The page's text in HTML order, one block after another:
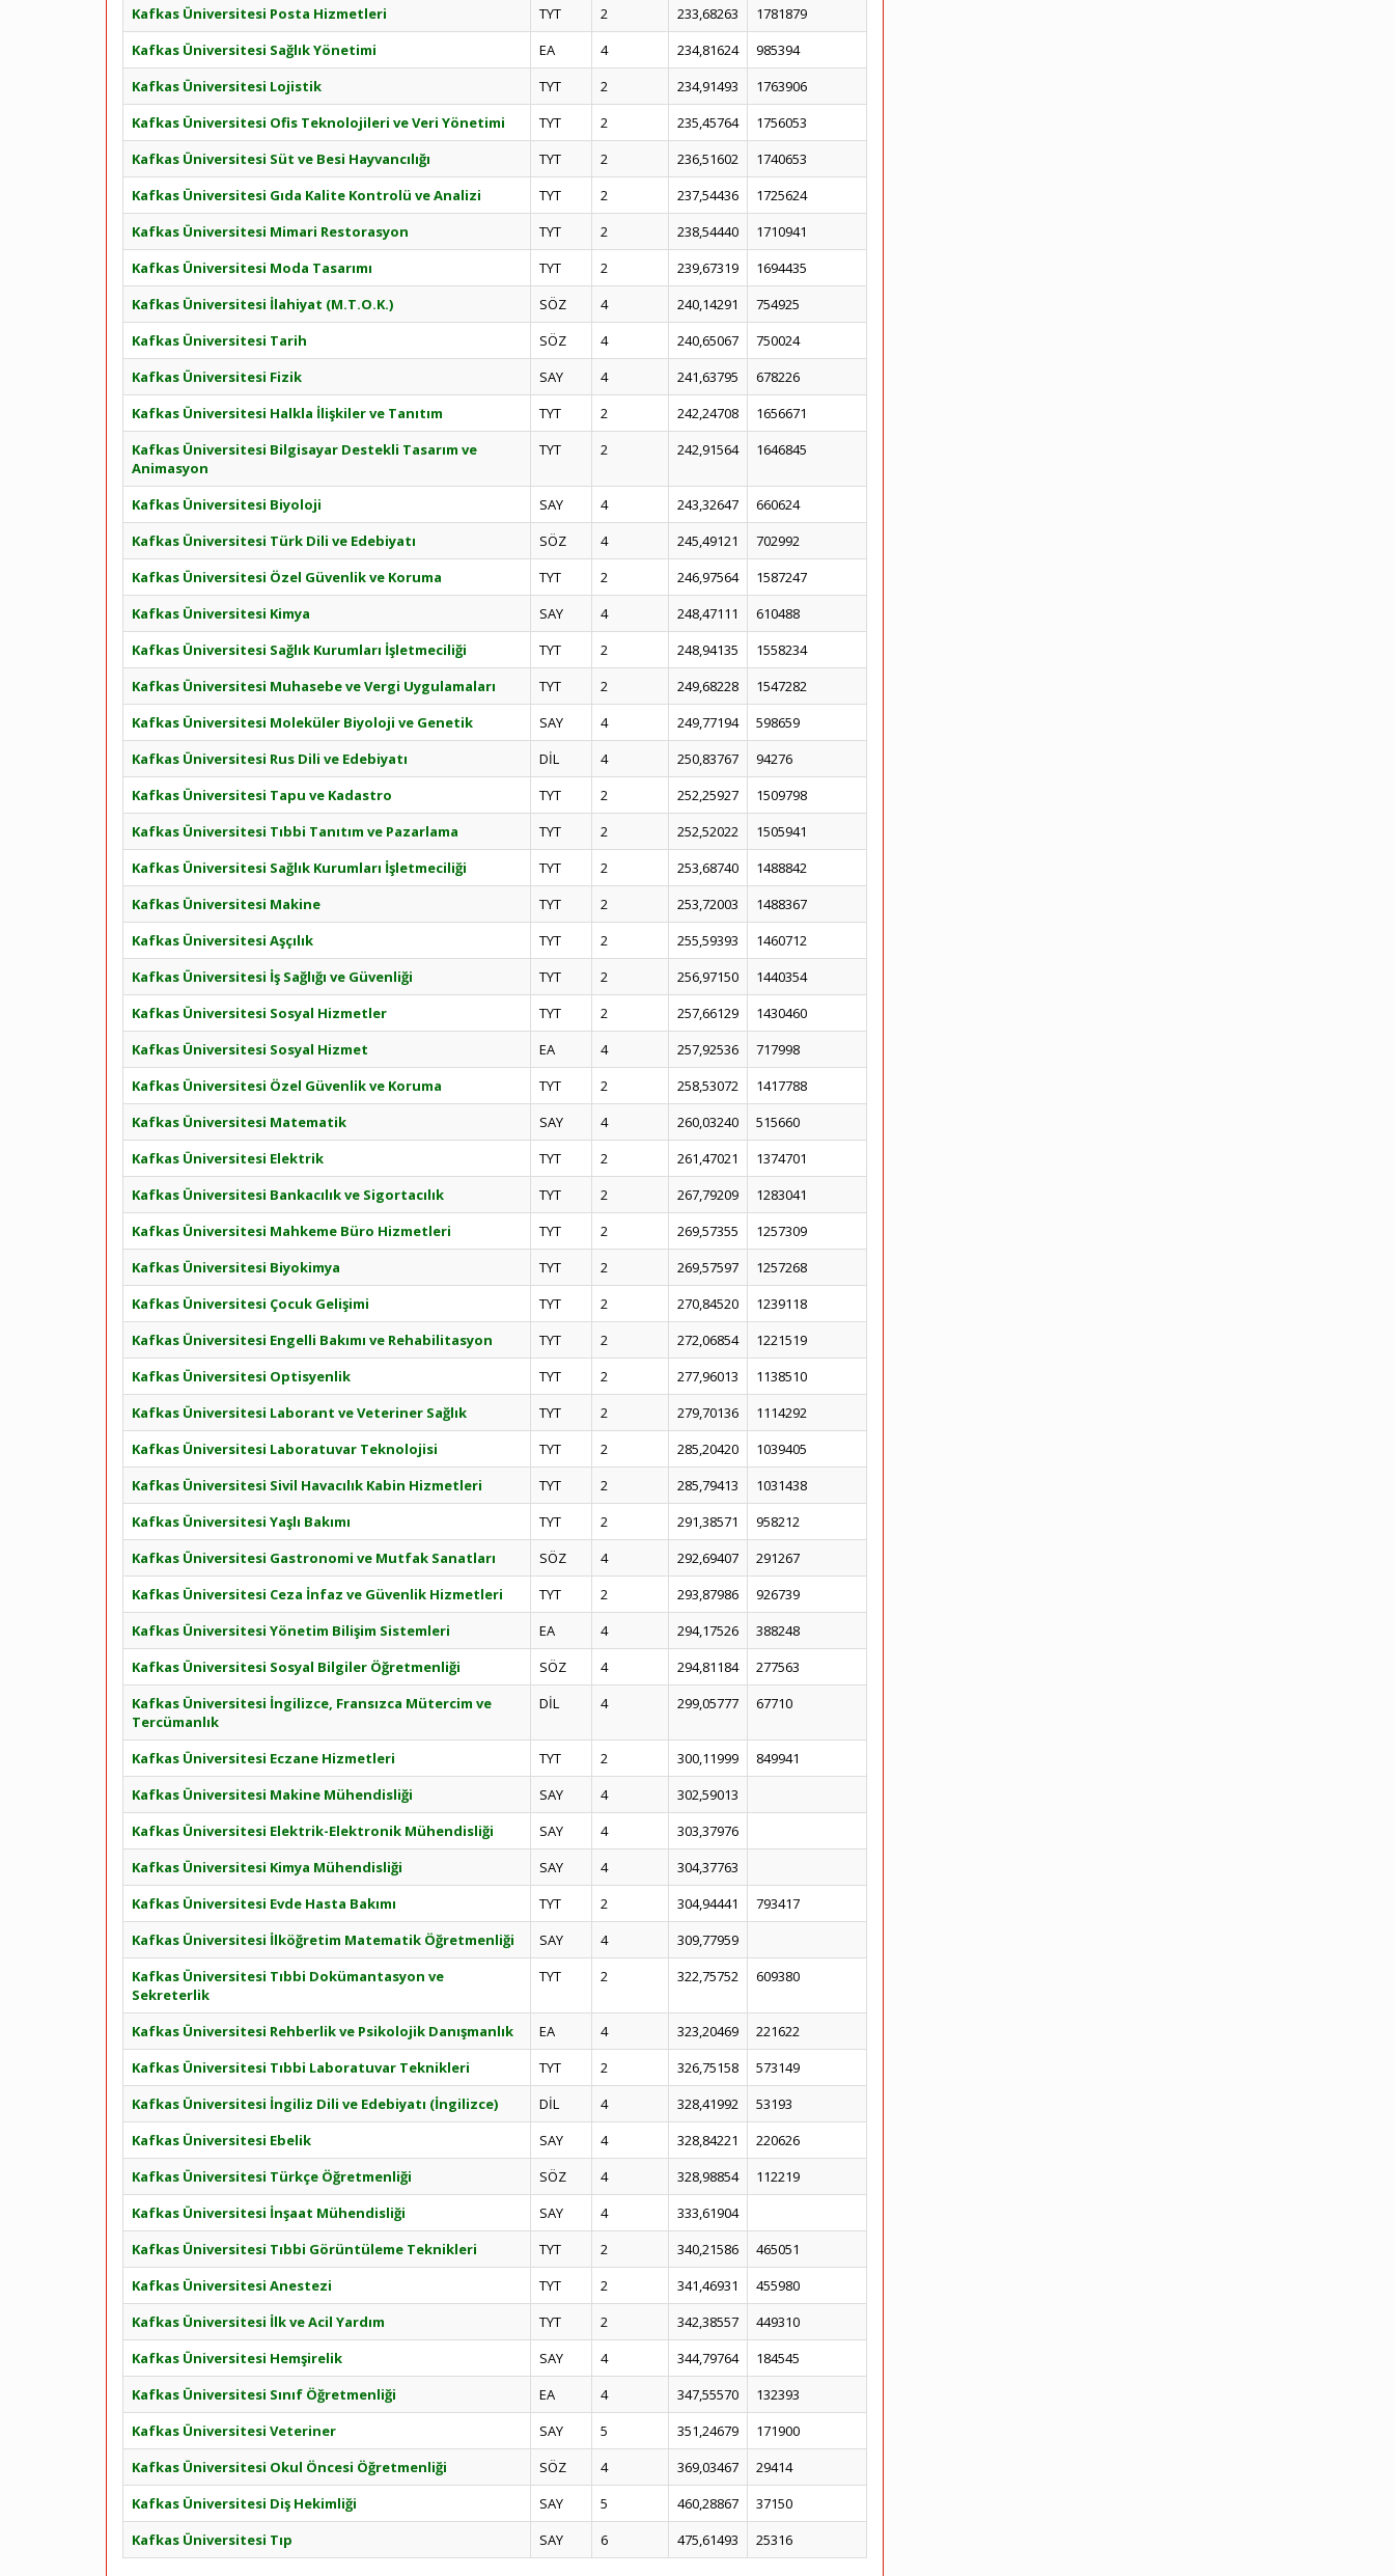
Kafkas Üniversitesi Posta Hizmetleri
TYT 2 233,68263
1781879
Kafkas Üniversitesi Sağlık Yönetimi
EA 4 234,81624
985394
Kafkas Üniversitesi Lojistik
TYT 2 234,91493
1763906
Kafkas Üniversitesi Ofis Teknolojileri ve Veri Yönetimi
TYT 2 235,45764
1756053
Kafkas Üniversitesi Süt ve Besi Hayvancılığı
TYT 2 236,51602
1740653
Kafkas Üniversitesi Gıda Kalite Kontrolü ve Analizi
TYT 2 237,54436
1725624
Kafkas Üniversitesi Mimari Restorasyon
TYT 2 238,54440
1710941
Kafkas Üniversitesi Moda Tasarımı
TYT 2 239,67319
1694435
Kafkas Üniversitesi İlahiyat (M.T.O.K.)
SÖZ 4 240,14291
754925
Kafkas Üniversitesi Tarih
SÖZ 4 240,65067
750024
Kafkas Üniversitesi Fizik
SAY 4 241,63795
678226
Kafkas Üniversitesi Halkla İlişkiler ve Tanıtım
TYT 2 242,24708
1656671
Kafkas Üniversitesi Bilgisayar Destekli Tasarım ve
Animasyon
TYT 2 242,91564 1646845
Kafkas Üniversitesi Biyoloji SAY 4 243,32647
660624
Kafkas Üniversitesi Türk Dili ve Edebiyatı
SÖZ 4 245,49121
702992
Kafkas Üniversitesi Özel Güvenlik ve Koruma
TYT 2 246,97564
1587247
Kafkas Üniversitesi Kimya
SAY 4 248,47111
610488
Kafkas Üniversitesi Sağlık Kurumları İşletmeciliği
TYT 2 248,94135
1558234
Kafkas Üniversitesi Muhasebe ve Vergi Uygulamaları
TYT 2 249,68228
1547282
Kafkas Üniversitesi Moleküler Biyoloji ve Genetik
SAY 4 249,77194
598659
Kafkas Üniversitesi Rus Dili ve Edebiyatı
DİL 4 250,83767
94276
Kafkas Üniversitesi Tapu ve Kadastro
TYT 2 252,25927
1509798
Kafkas Üniversitesi Tıbbi Tanıtım ve Pazarlama
TYT 2 252,52022
1505941
Kafkas Üniversitesi Sağlık Kurumları İşletmeciliği
TYT 2 253,68740
1488842
Kafkas Üniversitesi Makine
TYT 2 253,72003
1488367
Kafkas Üniversitesi Aşçılık
TYT 2 255,59393
1460712
Kafkas Üniversitesi İş Sağlığı ve Güvenliği
TYT 2 256,97150
1440354
Kafkas Üniversitesi Sosyal Hizmetler
TYT 2 257,66129
1430460
Kafkas Üniversitesi Sosyal Hizmet
EA 4 257,92536
717998
Kafkas Üniversitesi Özel Güvenlik ve Koruma
TYT 2 258,53072
1417788
Kafkas Üniversitesi Matematik
SAY 4 260,03240
515660
Kafkas Üniversitesi Elektrik
TYT 2 261,47021
1374701
Kafkas Üniversitesi Bankacılık ve Sigortacılık
TYT 2 267,79209
1283041
Kafkas Üniversitesi Mahkeme Büro Hizmetleri
TYT 2 269,57355
1257309
Kafkas Üniversitesi Biyokimya
TYT 2 269,57597
1257268
Kafkas Üniversitesi Çocuk Gelişimi
TYT 2 270,84520
1239118
Kafkas Üniversitesi Engelli Bakımı ve Rehabilitasyon
TYT 2 272,06854
1221519
Kafkas Üniversitesi Optisyenlik
TYT 2 277,96013
1138510
Kafkas Üniversitesi Laborant ve Veteriner Sağlık
TYT 2 279,70136
1114292
Kafkas Üniversitesi Laboratuvar Teknolojisi
TYT 2 285,20420
1039405
Kafkas Üniversitesi Sivil Havacılık Kabin Hizmetleri
TYT 2 285,79413
1031438
Kafkas Üniversitesi Yaşlı Bakımı
TYT 2 291,38571
958212
Kafkas Üniversitesi Gastronomi ve Mutfak Sanatları
SÖZ 4 292,69407
291267
Kafkas Üniversitesi Ceza İnfaz ve Güvenlik Hizmetleri
TYT 2 293,87986
926739
Kafkas Üniversitesi Yönetim Bilişim Sistemleri
EA 4 294,17526
388248
Kafkas Üniversitesi Sosyal Bilgiler Öğretmenliği
SÖZ 4 294,81184
277563
Kafkas Üniversitesi İngilizce, Fransızca Mütercim ve
Tercümanlık
DİL 4 299,05777 67710
Kafkas Üniversitesi Eczane Hizmetleri TYT 2 300,11999
849941
Kafkas Üniversitesi Makine Mühendisliği
SAY 4
302,59013
Kafkas Üniversitesi Elektrik-Elektronik Mühendisliği
SAY 4
303,37976
Kafkas Üniversitesi Kimya Mühendisliği
SAY 4
304,37763
Kafkas Üniversitesi Evde Hasta Bakımı
TYT 2 304,94441
793417
Kafkas Üniversitesi İlköğretim Matematik Öğretmenliği
SAY 4
309,77959
Kafkas Üniversitesi Tıbbi Dokümantasyon ve
Sekreterlik
TYT 2 322,75752 609380
Kafkas Üniversitesi Rehberlik ve Psikolojik Danışmanlık EA 4 323,20469
221622
Kafkas Üniversitesi Tıbbi Laboratuvar Teknikleri
TYT 2 326,75158
573149
Kafkas Üniversitesi İngiliz Dili ve Edebiyatı (İngilizce)
DİL 4 328,41992
53193
Kafkas Üniversitesi Ebelik
SAY 4 328,84221
220626
Kafkas Üniversitesi Türkçe Öğretmenliği
SÖZ 4 328,98854
112219
Kafkas Üniversitesi İnşaat Mühendisliği
SAY 4
333,61904
Kafkas Üniversitesi Tıbbi Görüntüleme Teknikleri
TYT 2 340,21586
465051
Kafkas Üniversitesi Anestezi
TYT 2 341,46931
455980
Kafkas Üniversitesi İlk ve Acil Yardım
TYT 2 342,38557
449310
Kafkas Üniversitesi Hemşirelik
SAY 4 344,79764
184545
Kafkas Üniversitesi Sınıf Öğretmenliği
EA 4 347,55570
132393
Kafkas Üniversitesi Veteriner
SAY 5 351,24679
171900
Kafkas Üniversitesi Okul Öncesi Öğretmenliği
SÖZ 4 369,03467
29414
Kafkas Üniversitesi Diş Hekimliği
SAY 5 460,28867
37150
Kafkas Üniversitesi Tıp
SAY 6 475,61493 25316